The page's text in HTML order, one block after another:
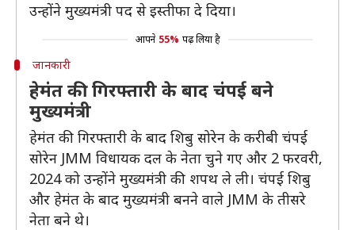
उन्होंने मुख्यमंत्री पद से इस्तीफा दे दिया।
आपने 55% पढ़ लिया है
जानकारी
हेमंत की गिरफ्तारी के बाद चंपई बने
मुख्यमंत्री
हेमंत की गिरफ्तारी के बाद शिबु सोरेन के करीबी चंपई
सोरेन JMM विधायक दल के नेता चुने गए और 2 फरवरी,
2024 को उन्होंने मुख्यमंत्री की शपथ ले ली। चंपई शिबु
और हेमंत के बाद मुख्यमंत्री बनने वाले JMM के तीसरे
नेता बने थे।